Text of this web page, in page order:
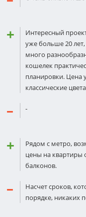
Интересный
уже больше 20
много
кошелек
планировки. Цена
классические
-
Рядом с метро,
цены на
балконов.
Насчет сроков,
порядке, никаких